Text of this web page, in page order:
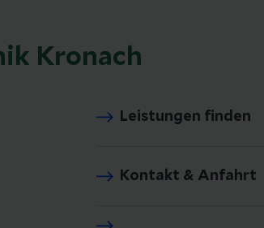
Kronach
Leistungen finden
Kontakt & Anfahrt